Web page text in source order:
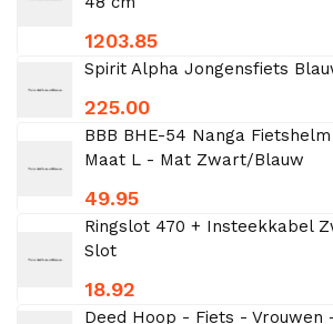
1203.85
Spirit Alpha Jongensfiets
225.00
BBB BHE-54 Nanga
Maat L - Mat Zwart/Blauw
49.95
Ringslot 470 + Insteekkabel
Slot
18.92
Deed Hoop - Fiets - Vrouwen